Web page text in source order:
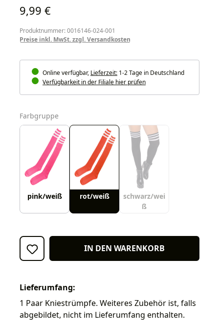
Regulärer Preis:
9,99 €
Produktnummer: 0016146-024-001
Preise inkl. MwSt. zzgl. Versandkosten
Online verfügbar, Lieferzeit: 1-2 Tage in Deutschland
Verfügbarkeit in der Filiale hier prüfen
Farbgruppe
pink/weiß rot/weiß
schwarz/wei
ß
IN DEN WARENKORB
Lieferumfang:
1 Paar Kniestrümpfe. Weiteres Zubehör ist, falls
abgebildet, nicht im Lieferumfang enthalten.